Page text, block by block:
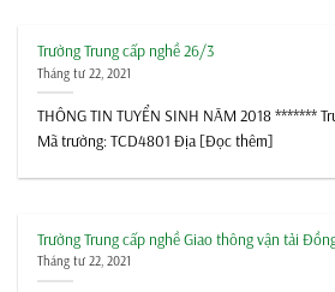
Trường Trung cấp nghề 26/3
Tháng tư 22, 2021
THÔNG TIN TUYỂN SINH NĂM 2018 *******
Mã trường: TCD4801 Địa [Đọc thêm]
Trường Trung cấp nghề Giao thông vận tải
Tháng tư 22, 2021